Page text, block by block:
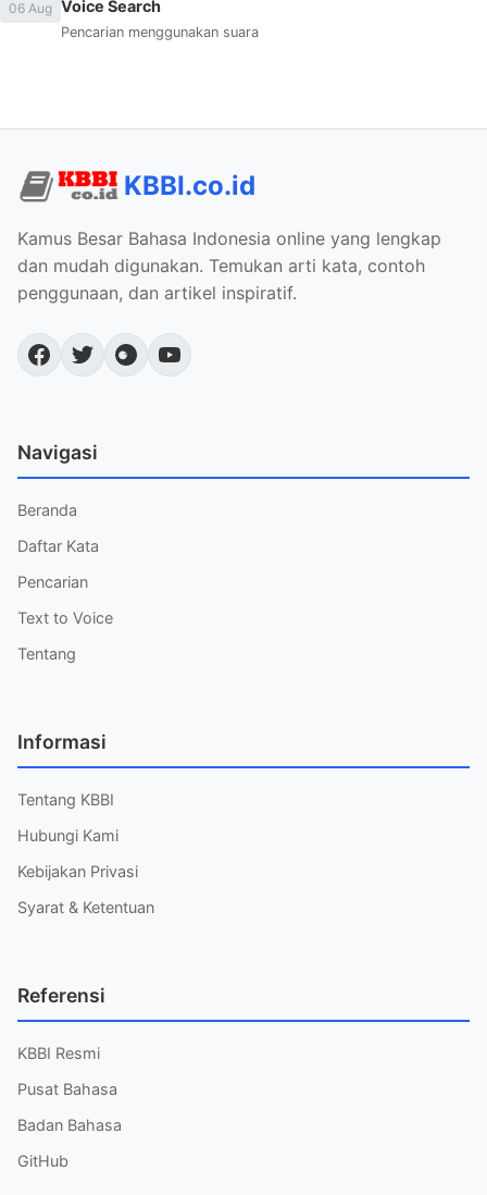
06 Aug Voice Search
Pencarian menggunakan suara
KBBI.co.id
Kamus Besar Bahasa Indonesia online yang lengkap
dan mudah digunakan. Temukan arti kata, contoh
penggunaan, dan artikel inspiratif.
Navigasi
Beranda
Daftar Kata
Pencarian
Text to Voice
Tentang
Informasi
Tentang KBBI
Hubungi Kami
Kebijakan Privasi
Syarat & Ketentuan
Referensi
KBBI Resmi
Pusat Bahasa
Badan Bahasa
GitHub